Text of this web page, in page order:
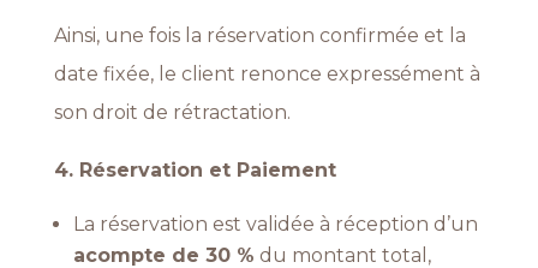
Ainsi, une fois la réservation confirmée et la
date fixée, le client renonce expressément à
son droit de rétractation.
4. Réservation et Paiement
La réservation est validée à réception d’un
acompte de 30 % du montant total,